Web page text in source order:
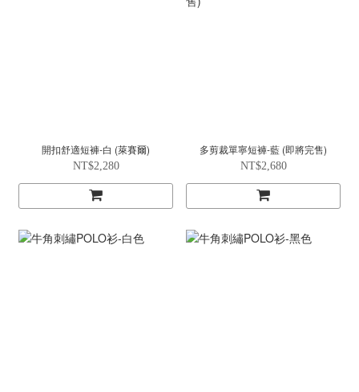
開扣舒適短褲-白 (萊賽爾)
NT$2,280
多剪裁單寧短褲-藍 (即將完售)
NT$2,680